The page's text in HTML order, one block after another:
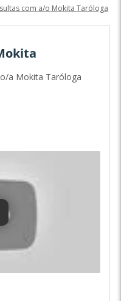
com a/o Mokita Taróloga
a Mokita Taróloga